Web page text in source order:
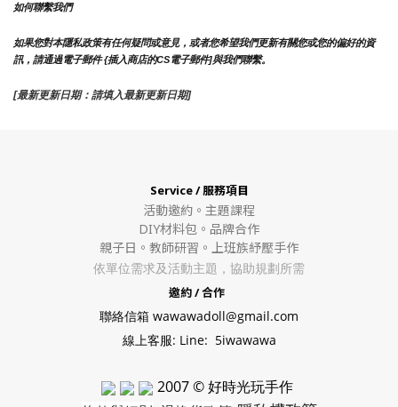
如何聯繫我們
如果您對本隱私政策有任何疑問或意見，或者您希望我們更新有關您或您的偏好的資
訊，請通過電子郵件 {插入商店的CS電子郵件]與我們聯繫。
[最新更新日期：請填入最新更新日期]
Service / 服務項目
活動邀約。 主題課程
DIY材料包。 品牌合作
親子日。教師研習。上班族紓壓手作
依單位需求及活動主題，協助規劃所需
邀約 / 合作
聯絡信箱 wawawadoll@gmail.com
線上客服: Line: 5iwawawa
2007 © 好時光玩手作